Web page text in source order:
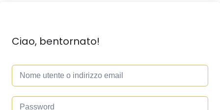
Ciao, bentornato!